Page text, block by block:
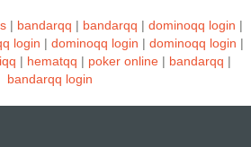
| bandarqq | bandarqq | dominoqq login |
login | dominoqq login | dominoqq login |
| hematqq | poker online | bandarqq |
bandarqq login